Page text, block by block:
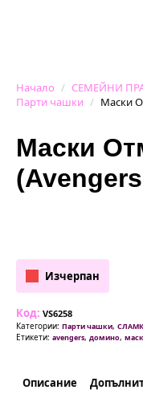
Начало СЕМЕЙНИ
Парти чашки
Маски
Маски
Изчерпан
Код: VS6258
Категории: Парти чашки,
Етикети: avengers, домино,
Описание